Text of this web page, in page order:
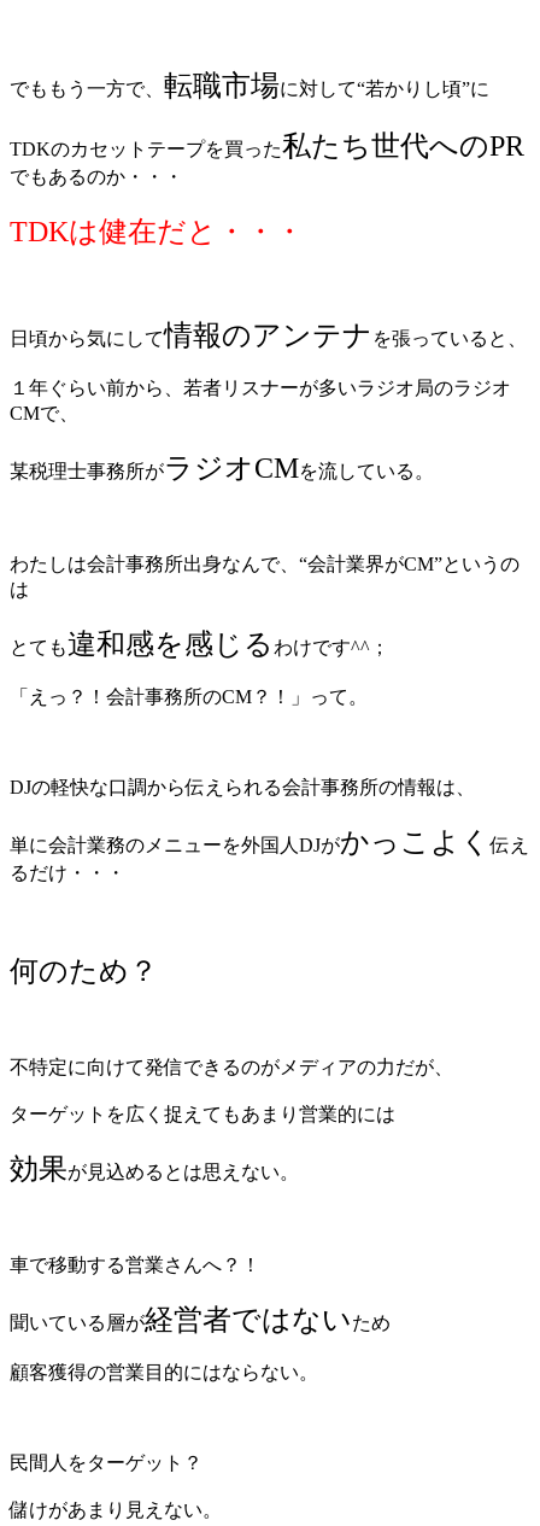
でももう一方で、 転職市場に対して“若かりし頃”に
TDKのカセットテープを買った私たち世代へのPR
でもあるのか・・・
TDKは健在だと・・・
日頃から気にして情報のアンテナ を張っていると、
１年ぐらい前から、若者リスナーが多いラジオ局のラジオ
CMで、
某税理士事務所がラジオCMを流している。
わたしは会計事務所出身なんで、“会計業界がCM”というの
は
とても違和感を感じる わけです^^；
「えっ？！会計事務所のCM？！」って。
DJの軽快な口調から伝えられる会計事務所の情報は、
単に会計業務のメニューを外国人DJがかっこよく伝え
るだけ・・・
何のため？
不特定に向けて発信できるのがメディアの力だが、
ターゲットを広く捉えてもあまり営業的には
効果が見込めるとは思えない。
車で移動する営業さんへ？！
聞いている層が経営者ではないため
顧客獲得の営業目的にはならない。
民間人をターゲット？
儲けがあまり見えない。